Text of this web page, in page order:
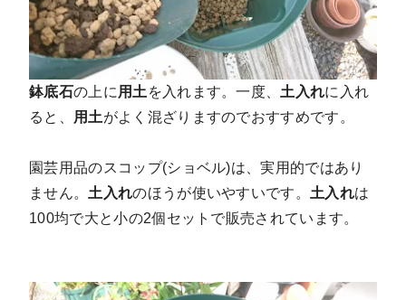
鉢底石の上に 用土 を入れます。一度、 土入れに入れ
ると、
用土がよく混ざりますのでおすすめです。
園芸用品のスコップ(ショベル)は、実用的ではあり
ません。 土入れのほうが使いやすいです。 土入れは
100均で大と小の2個セットで販売されています。